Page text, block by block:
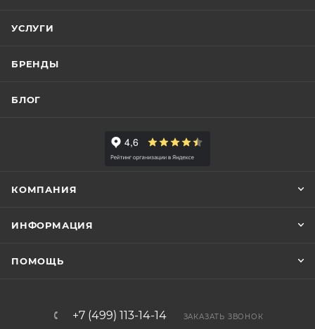
УСЛУГИ
БРЕНДЫ
БЛОГ
КОМПАНИЯ
ИНФОРМАЦИЯ
ПОМОЩЬ
+7 (499) 113-14-14 ЗАКАЗАТЬ ЗВОНОК